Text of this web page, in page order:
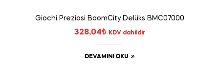
Giochi Preziosi BoomCity Delüks BMC07000
328,04₺ KDV dahildir
DEVAMINI OKU